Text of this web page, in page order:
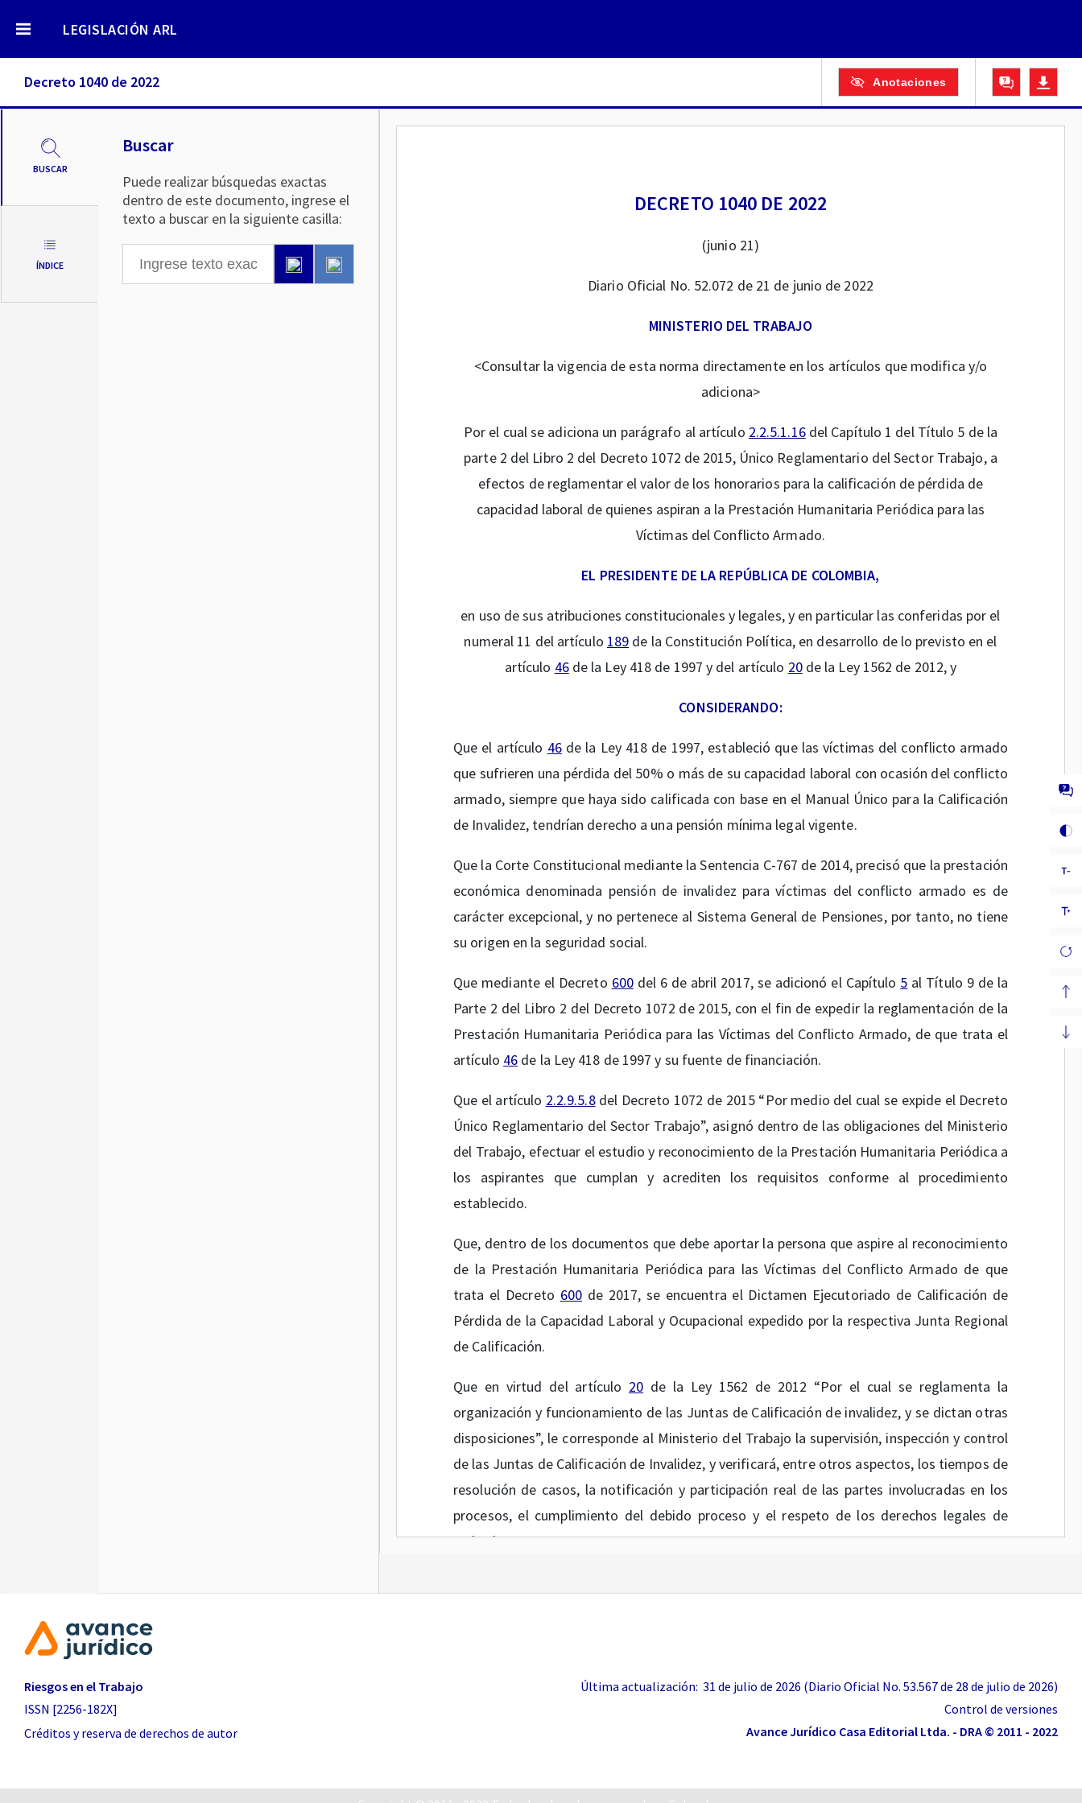
LEGISLACIÓN ARL
Decreto 1040 de 2022 Anotaciones
BUSCAR
ÍNDICE
Buscar
Puede realizar búsquedas exactas
dentro de este documento, ingrese el
texto a buscar en la siguiente casilla:
DECRETO 1040 DE 2022
(junio 21)
Diario Oficial No. 52.072 de 21 de junio de 2022
MINISTERIO DEL TRABAJO
<Consultar la vigencia de esta norma directamente en los artículos que modifica y/o
adiciona>
Por el cual se adiciona un parágrafo al artículo 2.2.5.1.16del Capítulo 1 del Título 5 de la
parte 2 del Libro 2 del Decreto 1072 de 2015, Único Reglamentario del Sector Trabajo, a
efectos de reglamentar el valor de los honorarios para la calificación de pérdida de
capacidad laboral de quienes aspiran a la Prestación Humanitaria Periódica para las
Víctimas del Conflicto Armado.
EL PRESIDENTE DE LA REPÚBLICA DE COLOMBIA,
en uso de sus atribuciones constitucionales y legales, y en particular las conferidas por el
numeral 11 del artículo 189 de la Constitución Política, en desarrollo de lo previsto en el
artículo 46de la Ley 418 de 1997 y del artículo 20de la Ley 1562 de 2012, y
CONSIDERANDO:
Que el artículo 46de la Ley 418 de 1997, estableció que las víctimas del conflicto armado
que sufrieren una pérdida del 50% o más de su capacidad laboral con ocasión del conflicto
armado, siempre que haya sido calificada con base en el Manual Único para la Calificación
de Invalidez, tendrían derecho a una pensión mínima legal vigente.
Que la Corte Constitucional mediante la Sentencia C-767 de 2014, precisó que la prestación
económica denominada pensión de invalidez para víctimas del conflicto armado es de
carácter excepcional, y no pertenece al Sistema General de Pensiones, por tanto, no tiene
su origen en la seguridad social.
Que mediante el Decreto 600del 6 de abril 2017, se adicionó el Capítulo 5 al Título 9 de la
Parte 2 del Libro 2 del Decreto 1072 de 2015, con el fin de expedir la reglamentación de la
Prestación Humanitaria Periódica para las Víctimas del Conflicto Armado, de que trata el
artículo 46 de la Ley 418 de 1997 y su fuente de financiación.
Que el artículo 2.2.9.5.8del Decreto 1072 de 2015 “Por medio del cual se expide el Decreto
Único Reglamentario del Sector Trabajo”, asignó dentro de las obligaciones del Ministerio
del Trabajo, efectuar el estudio y reconocimiento de la Prestación Humanitaria Periódica a
los aspirantes que cumplan y acrediten los requisitos conforme al procedimiento
establecido.
Que, dentro de los documentos que debe aportar la persona que aspire al reconocimiento
de la Prestación Humanitaria Periódica para las Víctimas del Conflicto Armado de que
trata el Decreto 600de 2017, se encuentra el Dictamen Ejecutoriado de Calificación de
Pérdida de la Capacidad Laboral y Ocupacional expedido por la respectiva Junta Regional
de Calificación.
Que en virtud del artículo 20 de la Ley 1562 de 2012 “Por el cual se reglamenta la
organización y funcionamiento de las Juntas de Calificación de invalidez, y se dictan otras
disposiciones”, le corresponde al Ministerio del Trabajo la supervisión, inspección y control
de las Juntas de Calificación de Invalidez, y verificará, entre otros aspectos, los tiempos de
resolución de casos, la notificación y participación real de las partes involucradas en los
procesos, el cumplimiento del debido proceso y el respeto de los derechos legales de
todas las partes.
instancia cuando se trate exclusivamente de solicitudes de calificación de forma
particular, casos en los cuales, la Junta actuará como perito, y frente a estos conceptos no
Riesgos en el Trabajo
ISSN [2256-182X]
Última actualización: 31 de julio de 2026 (Diario Oficial No. 53.567 de 28 de julio de 2026)
Control de versiones
Créditos y reserva de derechos de autor
Avance Jurídico Casa Editorial Ltda. - DRA © 2011 - 2022